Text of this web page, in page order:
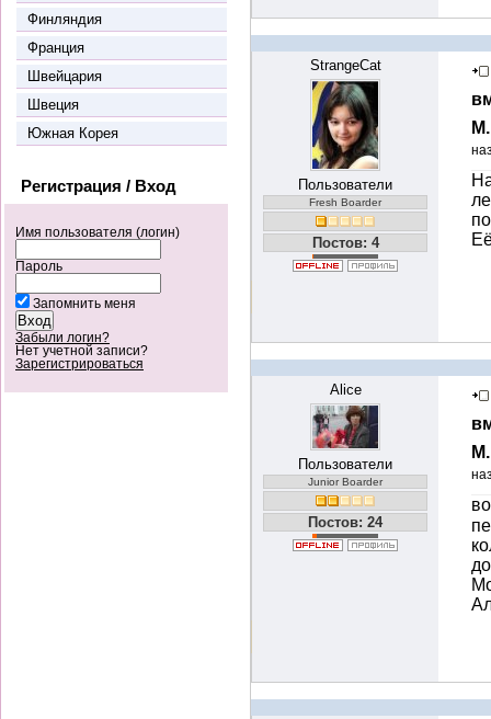
Финляндия
Франция
Швейцария
Швеция
Южная Корея
Регистрация / Вход
Имя пользователя (логин)
Пароль
Запомнить меня
Забыли логин?
Нет учетной записи?
Зарегистрироваться
StrangeCat
Пользователи
Fresh Boarder
Постов: 4
Alice
Пользователи
Junior Boarder
Постов: 24